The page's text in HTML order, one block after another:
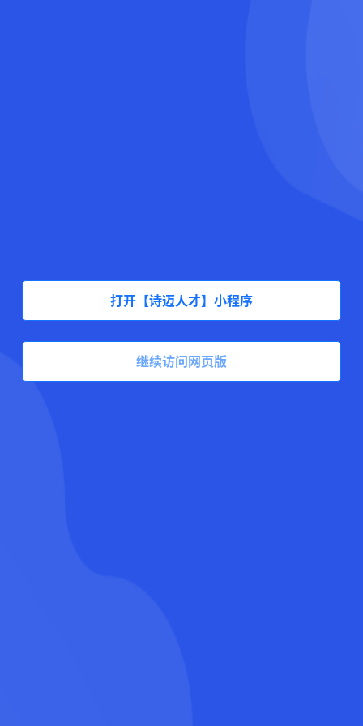
打开【诗迈人才】小程序
继续访问网页版